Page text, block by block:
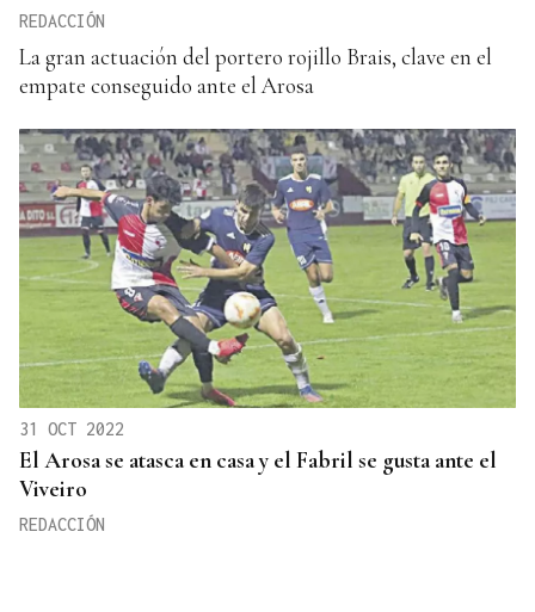
REDACCIÓN
La gran actuación del portero rojillo Brais, clave en el
empate conseguido ante el Arosa
31 OCT 2022
El Arosa se atasca en casa y el Fabril se gusta ante el
Viveiro
REDACCIÓN